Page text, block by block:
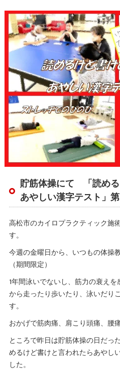
貯筋体操にて 「読め
あやしい漢字テスト」
高松市のカイロプラクティック施
す。
今週の金曜日から、いつもの体操
（期間限定）
1年間泳いでないし、筋力の衰え
から走ったり歩いたり、泳いだり
す。
おかげで筋肉痛、肩こり頭痛、腰
ところで昨日は貯筋体操の日だっ
めるけど書けと言われたらあやし
した。